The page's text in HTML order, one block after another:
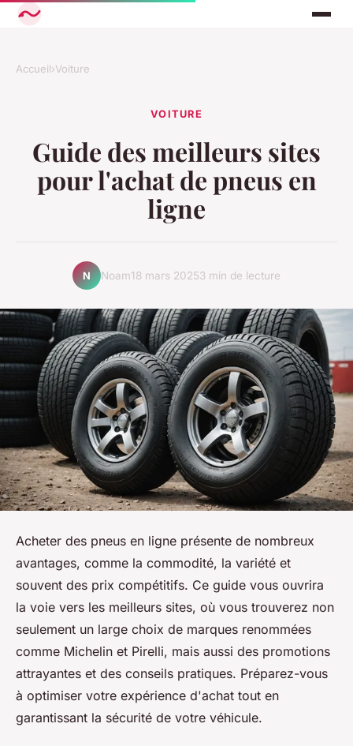
Accueil›Voiture
VOITURE
Guide des meilleurs sites
pour l'achat de pneus en
ligne
N Noam18 mars 20253 min de lecture
Acheter des pneus en ligne présente de nombreux
avantages, comme la commodité, la variété et
souvent des prix compétitifs. Ce guide vous ouvrira
la voie vers les meilleurs sites, où vous trouverez non
seulement un large choix de marques renommées
comme Michelin et Pirelli, mais aussi des promotions
attrayantes et des conseils pratiques. Préparez-vous
à optimiser votre expérience d'achat tout en
garantissant la sécurité de votre véhicule.